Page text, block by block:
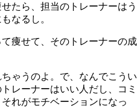
たら、担当のトレーナーはう
なるし。
痩せて、そのトレーナーの成
ゃうのよ。で、なんでこうい
レーナーはいい人だし、コミ
れがモチベーションになっ